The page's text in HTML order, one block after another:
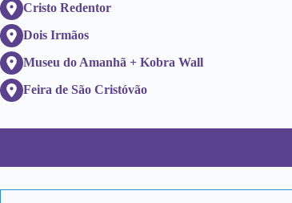
Cristo Redentor
Dois Irmãos
Museu do Amanhã + Kobra Wall
Feira de São Cristóvão